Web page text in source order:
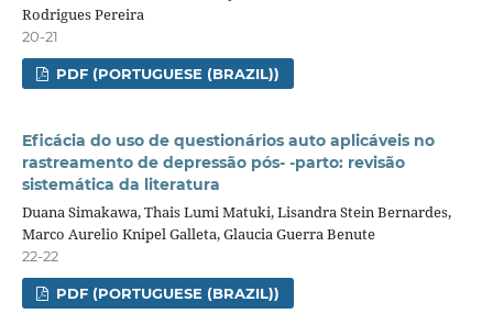
Rodrigues Pereira
20-21
PDF (PORTUGUESE (BRAZIL))
Eficácia do uso de questionários auto aplicáveis no
rastreamento de depressão pós- -parto: revisão
sistemática da literatura
Duana Simakawa, Thais Lumi Matuki, Lisandra Stein Bernardes,
Marco Aurelio Knipel Galleta, Glaucia Guerra Benute
22-22
PDF (PORTUGUESE (BRAZIL))